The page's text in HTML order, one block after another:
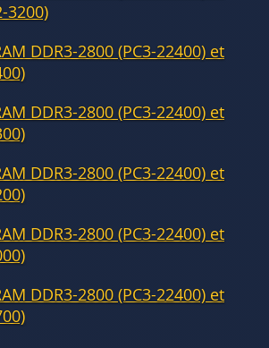
3200)
DDR3-2800 (PC3-22400) et
DDR3-2800 (PC3-22400) et
DDR3-2800 (PC3-22400) et
DDR3-2800 (PC3-22400) et
DDR3-2800 (PC3-22400) et